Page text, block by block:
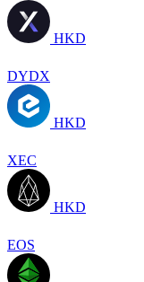
HKD
DYDX
HKD
XEC
HKD
EOS